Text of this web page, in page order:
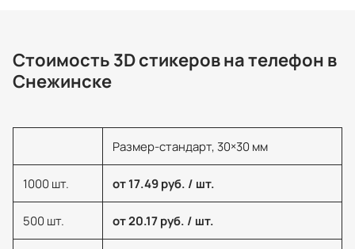
Стоимость 3D стикеров на телефон в
Снежинске
Размер-стандарт, 30×30 мм
1000 шт. от 17.49 руб. / шт.
500 шт. от 20.17 руб. / шт.